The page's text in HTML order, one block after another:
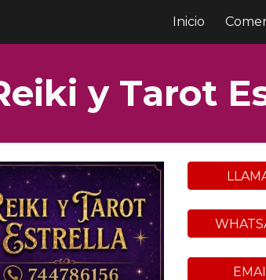
Inicio
y Tarot